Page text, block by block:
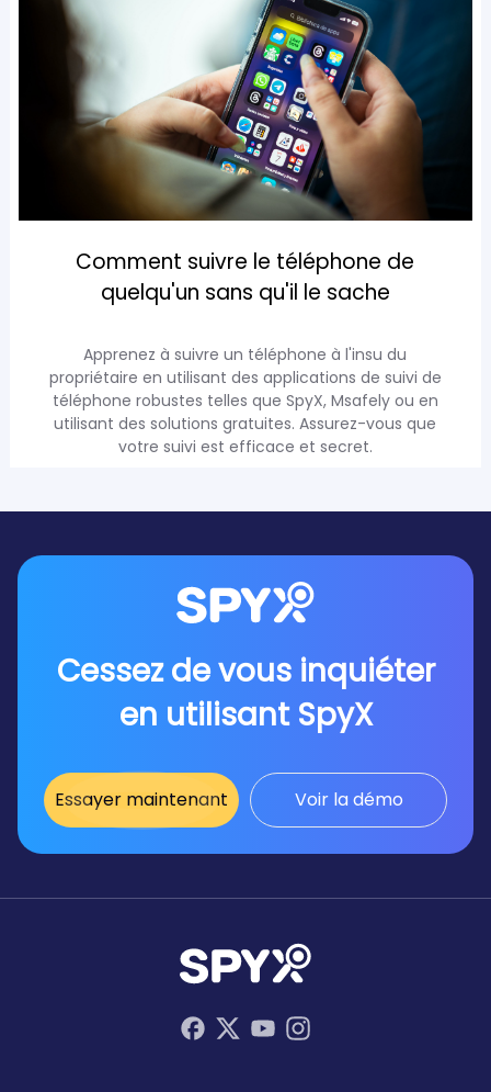
Comment suivre le téléphone de
quelqu'un sans qu'il le sache
Apprenez à suivre un téléphone à l'insu du
propriétaire en utilisant des applications de suivi de
téléphone robustes telles que SpyX, Msafely ou en
utilisant des solutions gratuites. Assurez-vous que
votre suivi est efficace et secret.
Cessez de vous inquiéter
en utilisant SpyX
Essayer maintenant Voir la démo